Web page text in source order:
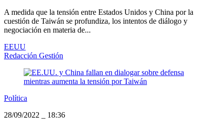
A medida que la tensión entre Estados Unidos y China por la
cuestión de Taiwán se profundiza, los intentos de diálogo y
negociación en materia de...
EEUU
Redacción Gestión
Política
28/09/2022
18:36